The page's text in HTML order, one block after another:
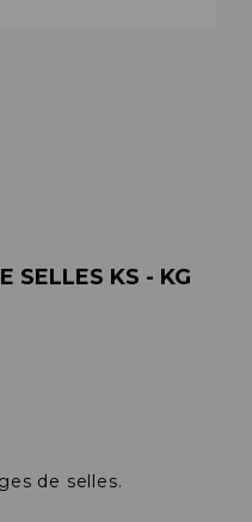
SELLES KS - KG
de selles.